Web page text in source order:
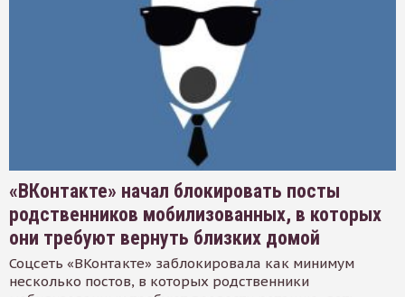
«ВКонтакте» начал блокировать посты
родственников мобилизованных, в которых
они требуют вернуть близких домой
Соцсеть «ВКонтакте» заблокировала как минимум
несколько постов, в которых родственники